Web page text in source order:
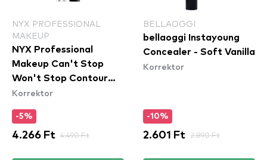
NYX PROFESSIONAL
MAKEUP
NYX Professional
Makeup Can't Stop
Won't Stop Contour
Concealer teljes fedésű
Korrektor
-5%
4.266 Ft 4.490 Ft
BELLAOGGI
bellaoggi Instayoung
Concealer - Soft Vanilla
Korrektor
-10%
2.601 Ft 2.890 Ft